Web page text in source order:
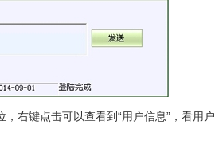
右键点击可以查看到“用户信息”，看用户